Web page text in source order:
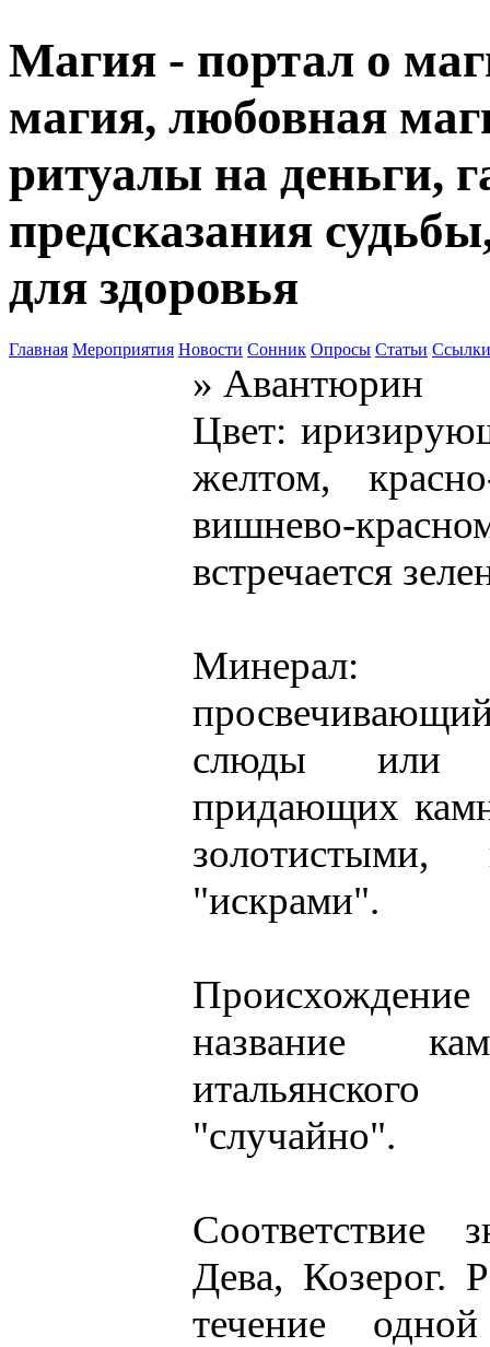
Магия - портал о
магия, любовная
ритуалы на деньги,
предсказания
для здоровья
Главная Мероприятия Новости Сонник Опросы Статьи Ссылки
» Авантюрин
Цвет:
желтом,
вишнево-
встречается
Минерал:
слюды или
придающих
золотистыми,
"искрами".
название
"случайно".
Соответствие
Дева, Козерог.
течение